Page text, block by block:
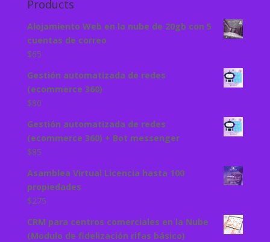
Products
Alojamiento Web en la nube de 20gb con 5
cuentas de correo
$65
Gestión automatizada de redes
(ecommerce 360)
$80
Gestión automatizada de redes
(ecommerce 360) + Bot messenger
$85
Asamblea Virtual Licencia hasta 100
propiedades
$275
CRM para centros comerciales en la Nube
(Modulo de fidelización rifas básico)